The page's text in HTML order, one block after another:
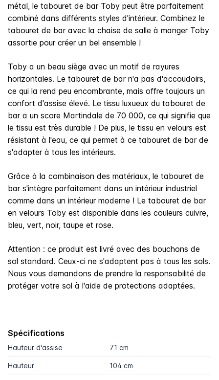
métal, le tabouret de bar Toby peut être parfaitement
combiné dans différents styles d'intérieur. Combinez le
tabouret de bar avec la chaise de salle à manger Toby
assortie pour créer un bel ensemble !
Toby a un beau siège avec un motif de rayures
horizontales. Le tabouret de bar n'a pas d'accoudoirs,
ce qui la rend peu encombrante, mais offre toujours un
confort d'assise élevé. Le tissu luxueux du tabouret de
bar a un score Martindale de 70 000, ce qui signifie que
le tissu est très durable ! De plus, le tissu en velours est
résistant à l'eau, ce qui permet à ce tabouret de bar de
s'adapter à tous les intérieurs.
Grâce à la combinaison des matériaux, le tabouret de
bar s'intègre parfaitement dans un intérieur industriel
comme dans un intérieur moderne ! Le tabouret de bar
en velours Toby est disponible dans les couleurs cuivre,
bleu, vert, noir, taupe et rose.
Attention : ce produit est livré avec des bouchons de
sol standard. Ceux-ci ne s'adaptent pas à tous les sols.
Nous vous demandons de prendre la responsabilité de
protéger votre sol à l'aide de protections adaptées.
Spécifications
Hauteur d'assise 71 cm
Hauteur 104 cm